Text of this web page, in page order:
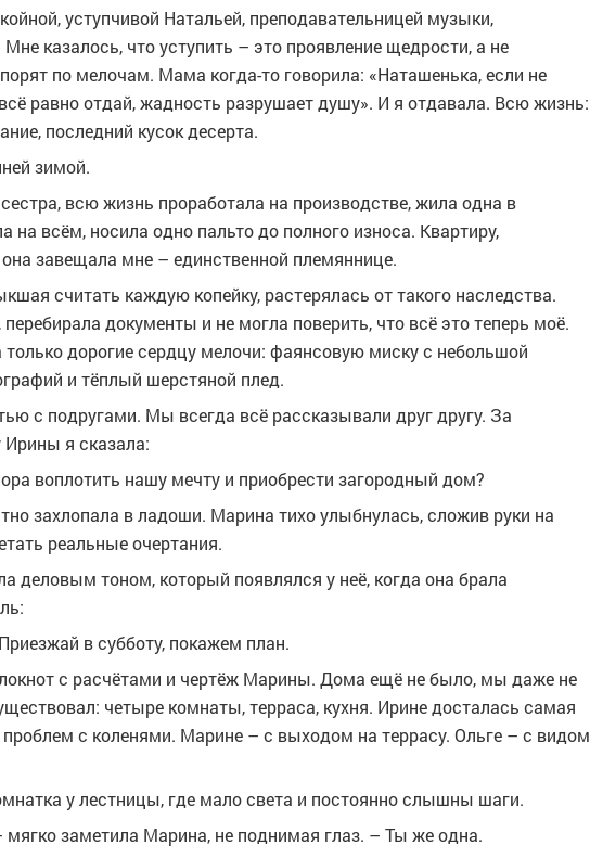
уступчивой Натальей, преподавательницей музыки,
казалось, что уступить – это проявление щедрости, а не
по мелочам. Мама когда-то говорила: «Наташенька, если не
равно отдай, жадность разрушает душу». И я отдавала. Всю жизнь:
последний кусок десерта.
зимой.
всю жизнь проработала на производстве, жила одна в
на всём, носила одно пальто до полного износа. Квартиру,
завещала мне – единственной племяннице.
считать каждую копейку, растерялась от такого наследства.
документы и не могла поверить, что всё это теперь моё.
только дорогие сердцу мелочи: фаянсовую миску с небольшой
и тёплый шерстяной плед.
с подругами. Мы всегда всё рассказывали друг другу. За
я сказала:
воплотить нашу мечту и приобрести загородный дом?
захлопала в ладоши. Марина тихо улыбнулась, сложив руки на
реальные очертания.
деловым тоном, который появлялся у неё, когда она брала
в субботу, покажем план.
с расчётами и чертёж Марины. Дома ещё не было, мы даже не
четыре комнаты, терраса, кухня. Ирине досталась самая
проблем с коленями. Марине – с выходом на террасу. Ольге – с видом
у лестницы, где мало света и постоянно слышны шаги.
мягко заметила Марина, не поднимая глаз. – Ты же одна.